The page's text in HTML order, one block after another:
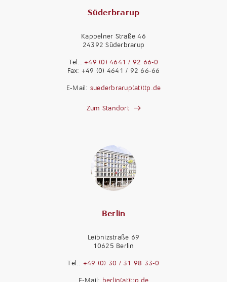
Süderbrarup
Kappelner Straße 46
24392 Süderbrarup
Tel.: +49 (0) 4641 / 92 66-0
Fax: +49 (0) 4641 / 92 66-66
E-Mail: suederbrarup(at)ttp.de
Zum Standort
Berlin
Leibnizstraße 69
10625 Berlin
Tel.: +49 (0) 30 / 31 98 33-0
E-Mail: berlin(at)ttp.de